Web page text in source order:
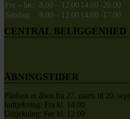
Fre – lør:
8.00 – 12.00 14.00 -20.00
Søndag:
8.00 – 12.00 14.00 -17.00
CENTRAL BELIGGENHED
ÅBNINGSTIDER
Pladsen er åben fra 27. marts til 20.
Indtjekning: Fra kl. 14.00
Udtjekning: Før kl. 12.00